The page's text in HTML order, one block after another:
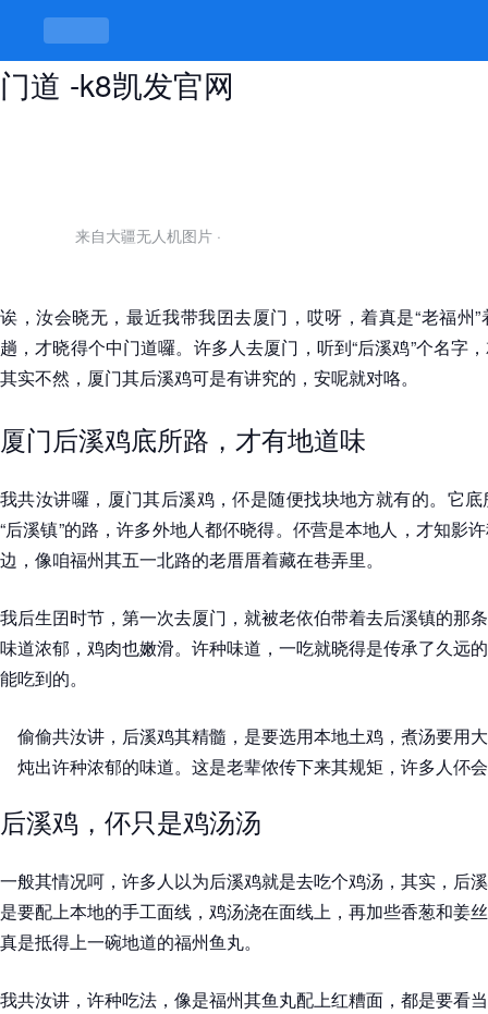
厦门后溪鸡在哪条路，讲闲话也要懂
门道 -k8凯发官网
来自大疆无人机图片 ·
诶，汝会晓无，最近我带我囝去厦门，哎呀，着真是“老福州
趟，才晓得个中门道囉。许多人去厦门，听到“后溪鸡”个名字
其实不然，厦门其后溪鸡可是有讲究的，安呢就对咯。
厦门后溪鸡底所路，才有地道味
我共汝讲囉，厦门其后溪鸡，伓是随便找块地方就有的。它
“后溪镇”的路，许多外地人都伓晓得。伓营是本地人，才知影
边，像咱福州其五一北路的老厝厝着藏在巷弄里。
我后生囝时节，第一次去厦门，就被老依伯带着去后溪镇的那
味道浓郁，鸡肉也嫩滑。许种味道，一吃就晓得是传承了久远
能吃到的。
偷偷共汝讲，后溪鸡其精髓，是要选用本地土鸡，煮汤要用
炖出许种浓郁的味道。这是老辈侬传下来其规矩，许多人伓
后溪鸡，伓只是鸡汤汤
一般其情况呵，许多人以为后溪鸡就是去吃个鸡汤，其实，后
是要配上本地的手工面线，鸡汤浇在面线上，再加些香葱和姜
真是抵得上一碗地道的福州鱼丸。
我共汝讲，许种吃法，像是福州其鱼丸配上红糟面，都是要看